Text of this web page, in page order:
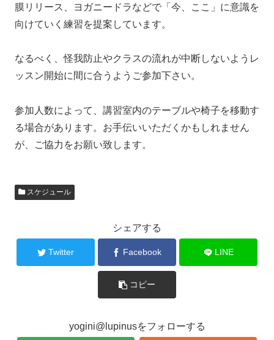
膜リリース、ヨガニードラなどで「今、ここ」に意識を
向けていく練習を提案しています。
なるべく、怪我防止やクラスの流れが中断しないようレ
ッスン開始に間に合うようご参加下さい。
参加人数によって、講習室内のテーブルや椅子を移動す
る場合があります。お手伝いいただくかもしれません
が、ご協力をお願い致します。
スケジュール
シェアする
Twitter Facebook LINE
コピー
yogini@lupinusをフォローする